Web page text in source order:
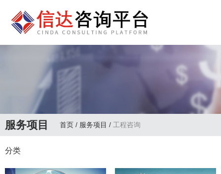
服务项目 首页/ 服务项目 /工程咨询
分类